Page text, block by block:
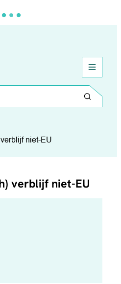
Zoeken
menu
items
niet-EU
verblijf niet-EU